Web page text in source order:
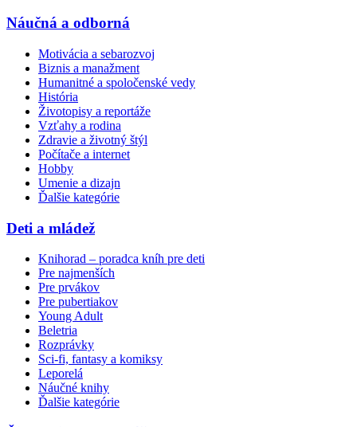
Náučná a odborná
Motivácia a sebarozvoj
Biznis a manažment
Humanitné a spoločenské vedy
História
Životopisy a reportáže
Vzťahy a rodina
Zdravie a životný štýl
Počítače a internet
Hobby
Umenie a dizajn
Ďalšie kategórie
Deti a mládež
Knihorad – poradca kníh pre deti
Pre najmenších
Pre prvákov
Pre pubertiakov
Young Adult
Beletria
Rozprávky
Sci-fi, fantasy a komiksy
Leporelá
Náučné knihy
Ďalšie kategórie